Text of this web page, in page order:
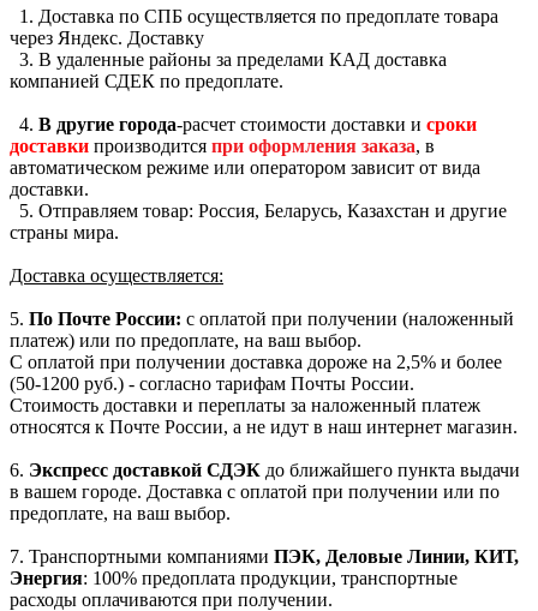
1. Доставка по СПБ осуществляется по предоплате товара
через Яндекс. Доставку
3. В удаленные районы за пределами КАД доставка
компанией СДЕК по предоплате.
4. В другие города-расчет стоимости доставки и сроки
доставки производится при оформления заказа, в
автоматическом режиме или оператором зависит от вида
доставки.
5. Отправляем товар: Россия, Беларусь, Казахстан и другие
страны мира.
Доставка осуществляется:
5. По Почте России: с оплатой при получении (наложенный
платеж) или по предоплате, на ваш выбор.
С оплатой при получении доставка дороже на 2,5% и более
(50-1200 руб.) - согласно тарифам Почты России.
Стоимость доставки и переплаты за наложенный платеж
относятся к Почте России, а не идут в наш интернет магазин.
6. Экспресс доставкой СДЭК до ближайшего пункта выдачи
в вашем городе. Доставка с оплатой при получении или по
предоплате, на ваш выбор.
7. Транспортными компаниями ПЭК, Деловые Линии, КИТ,
Энергия: 100% предоплата продукции, транспортные
расходы оплачиваются при получении.